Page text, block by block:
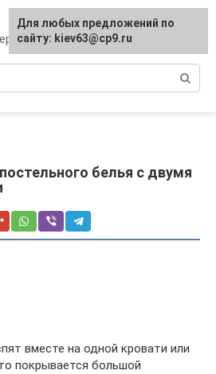
белья с двумя
вместе на одной кровати или
покрывается большой
Для любых предложений по
сайту: kiev63@cp9.ru